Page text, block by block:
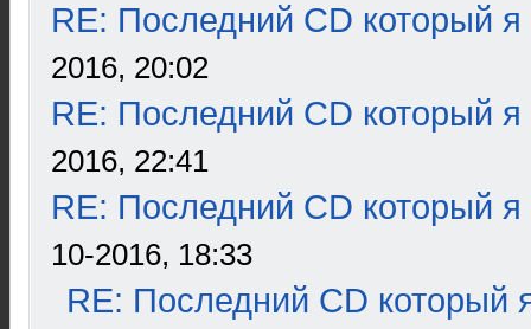
RE: Последний CD который я
2016, 20:02
RE: Последний CD который я
2016, 22:41
RE: Последний CD который я
10-2016, 18:33
RE: Последний CD который